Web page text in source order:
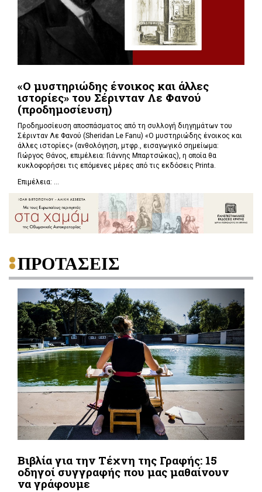
«Ο μυστηριώδης ένοικος και άλλες
ιστορίες» του Σέρινταν Λε Φανού
(προδημοσίευση)
Προδημοσίευση αποσπάσματος από τη συλλογή διηγημάτων του
Σέρινταν Λε Φανού (Sheridan Le Fanu) «Ο μυστηριώδης ένοικος και
άλλες ιστορίες» (ανθολόγηση, μτφρ., εισαγωγικό σημείωμα:
Γιώργος Θάνος, επιμέλεια: Γιάννης Μπαρτσώκας), η οποία θα
κυκλοφορήσει τις επόμενες μέρες από τις εκδόσεις Printa.
Επιμέλεια: ...
ΠΡΟΤΑΣΕΙΣ
Βιβλία για την Τέχνη της Γραφής: 15
οδηγοί συγγραφής που μας μαθαίνουν
να γράφουμε